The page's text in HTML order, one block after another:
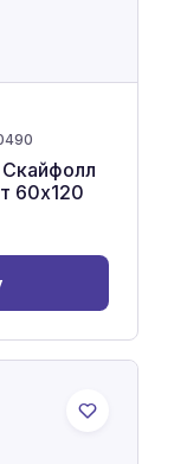
60x120